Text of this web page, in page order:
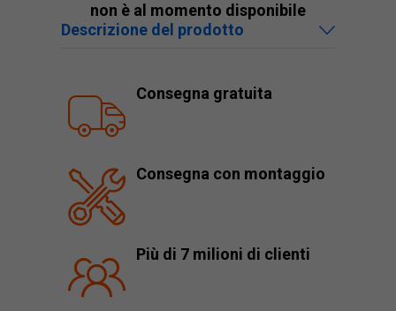
non è al momento disponibile
Descrizione del prodotto
Consegna gratuita
Consegna con montaggio
Più di 7 milioni di clienti